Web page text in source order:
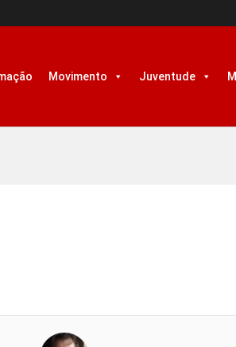
Movimento Juventude